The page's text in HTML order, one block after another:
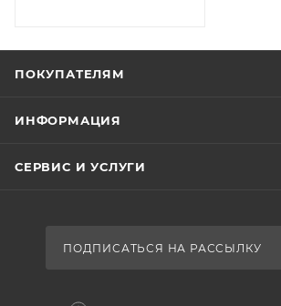
ПОКУПАТЕЛЯМ
ИНФОРМАЦИЯ
СЕРВИС И УСЛУГИ
ПОДПИСАТЬСЯ НА РАССЫЛКУ